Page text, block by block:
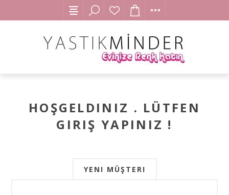
HOŞGELDINIZ . LÜTFEN
GIRIŞ YAPINIZ !
YENI MÜŞTERI